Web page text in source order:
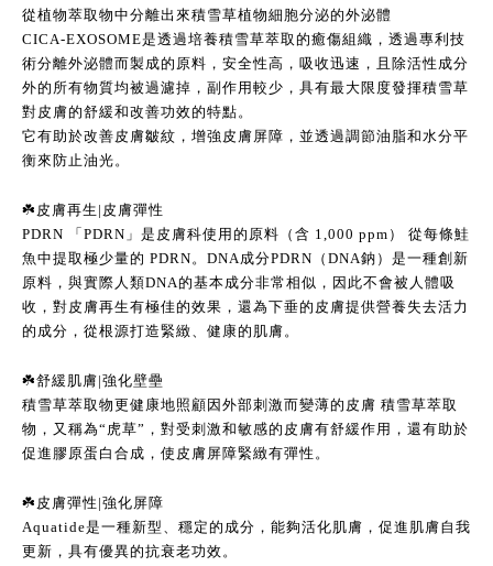
從植物萃取物中分離出來積雪草植物細胞分泌的外泌體
CICA-EXOSOME是透過培養積雪草萃取的癒傷組織，透過專利技
術分離外泌體而製成的原料，安全性高，吸收迅速，且除活性成分
外的所有物質均被過濾掉，副作用較少，具有最大限度發揮積雪草
對皮膚的舒緩和改善功效的特點。
它有助於改善皮膚皺紋，增強皮膚屏障，並透過調節油脂和水分平
衡來防止油光。
☘️皮膚再生|皮膚彈性
PDRN 「PDRN」是皮膚科使用的原料（含 1,000 ppm） 從每條鮭
魚中提取極少量的 PDRN。DNA成分PDRN（DNA鈉）是一種創新
原料，與實際人類DNA的基本成分非常相似，因此不會被人體吸
收，對皮膚再生有極佳的效果，還為下垂的皮膚提供營養失去活力
的成分，從根源打造緊緻、健康的肌膚。
☘️舒緩肌膚|強化壁壘
積雪草萃取物更健康地照顧因外部刺激而變薄的皮膚 積雪草萃取
物，又稱為“虎草”，對受刺激和敏感的皮膚有舒緩作用，還有助於
促進膠原蛋白合成，使皮膚屏障緊緻有彈性。
☘️皮膚彈性|強化屏障
Aquatide是一種新型、穩定的成分，能夠活化肌膚，促進肌膚自我
更新，具有優異的抗衰老功效。